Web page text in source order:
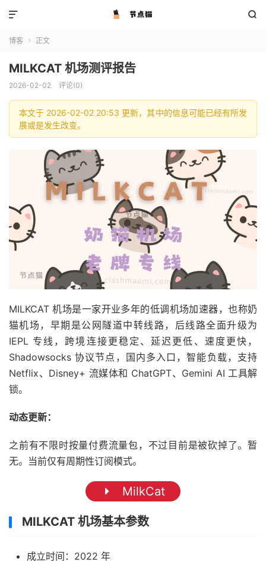


博客  正文
MILKCAT 机场测评报告
2026-02-02 评论(0)
本文于 2026-02-02 20:53 更新，其中的信息可能已经有所发
展或是发生改变。
MILKCAT 机场是一家开业多年的低调机场加速器，也称奶
猫机场，早期是公网隧道中转线路，后线路全面升级为
IEPL 专线，跨境连接更稳定、延迟更低、速度更快，
Shadowsocks 协议节点，国内多入口，智能负载，支持
Netflix、Disney+ 流媒体和 ChatGPT、Gemini AI 工具解
锁。
动态更新：
之前有不限时按量付费流量包，不过目前是被砍掉了。暂
无。当前仅有周期性订阅模式。
MilkCat
MILKCAT 机场基本参数
成立时间：2022 年